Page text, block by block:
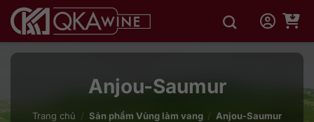
qua
dung
Anjou-Saumur
Trang chủ / Sản phẩm Vùng làm vang / Anjou-Saumur